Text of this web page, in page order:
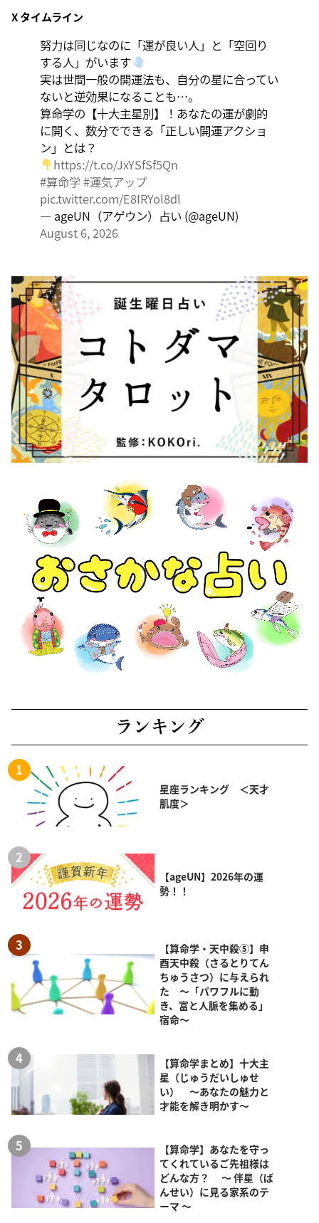
大きくエネルギーを放出する日。日々の活力をため込ん
X タイムライン
努力は同じなのに「運が良い人」と「空回り
する人」がいます
実は世間一般の開運法も、自分の星に合ってい
ないと逆効果になることも…。
算命学の【十大主星別】！あなたの運が劇的
に開く、数分でできる「正しい開運アクショ
ン」とは？
https://t.co/JxYSfSf5Qn
#算命学#運気アップ
pic.twitter.com/E8IRYol8dl
— ageUN（アゲウン）占い (@ageUN)
August 6, 2026
ランキング
星座ランキング ＜天才
肌度＞
【ageUN】2026年の運
勢！！
【算命学・天中殺⑤】申
酉天中殺（さるとりてん
ちゅうさつ）に与えられ
た ～「パワフルに動
き、富と人脈を集める」
宿命～
【算命学まとめ】十大主
星（じゅうだいしゅせ
い） ～あなたの魅力と
才能を解き明かす～
【算命学】あなたを守っ
てくれているご先祖様は
どんな方？ ～ 伴星（ば
んせい）に見る家系のテ
ーマ ～